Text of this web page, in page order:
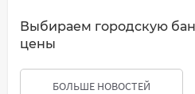
Выбираем городскую
цены
БОЛЬШЕ НОВОСТЕЙ